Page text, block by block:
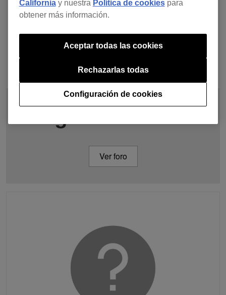
Pregunta en el foro
Ver foro
Californiay nuestra Política de cookiespara
obtener más información.
Configuración de cookies
Rechazarlas todas
Aceptar todas las cookies